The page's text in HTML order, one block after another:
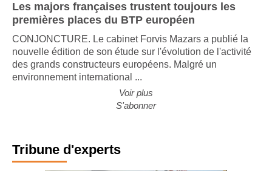
Les majors françaises trustent toujours les
premières places du BTP européen
CONJONCTURE. Le cabinet Forvis Mazars a publié la
nouvelle édition de son étude sur l'évolution de l'activité
des grands constructeurs européens. Malgré un
environnement international ...
Voir plus
S'abonner
Tribune d'experts